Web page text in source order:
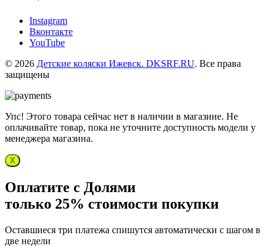
Instagram
Вконтакте
YouTube
© 2026 Детские коляски Ижевск. DKSRF.RU. Все права
защищены
Упс! Этого товара сейчас нет в наличии в магазине. Не
оплачивайте товар, пока не уточните доступность модели у
менеджера магазина.
X
Оплатите с Долями
только 25% стоимости покупки
Оставшиеся три платежа спишутся автоматически с шагом в
две недели